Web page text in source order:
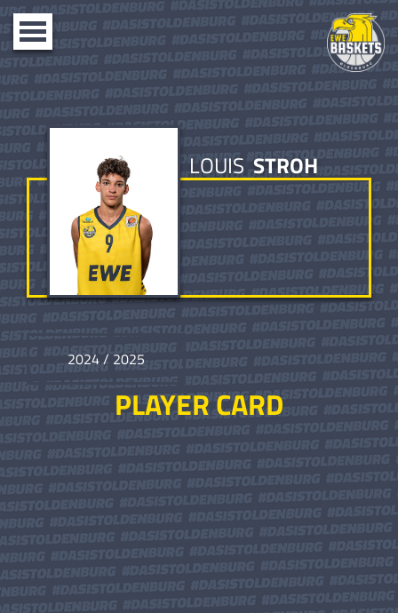
Toggle
navigation
LOUISSTROH
2024 / 2025
PLAYER CARD